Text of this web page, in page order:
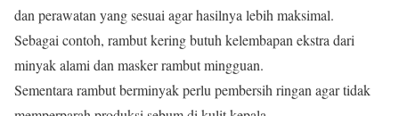
dan perawatan yang sesuai agar hasilnya lebih maksimal.
Sebagai contoh, rambut kering butuh kelembapan ekstra dari
minyak alami dan masker rambut mingguan.
Sementara rambut berminyak perlu pembersih ringan agar tidak